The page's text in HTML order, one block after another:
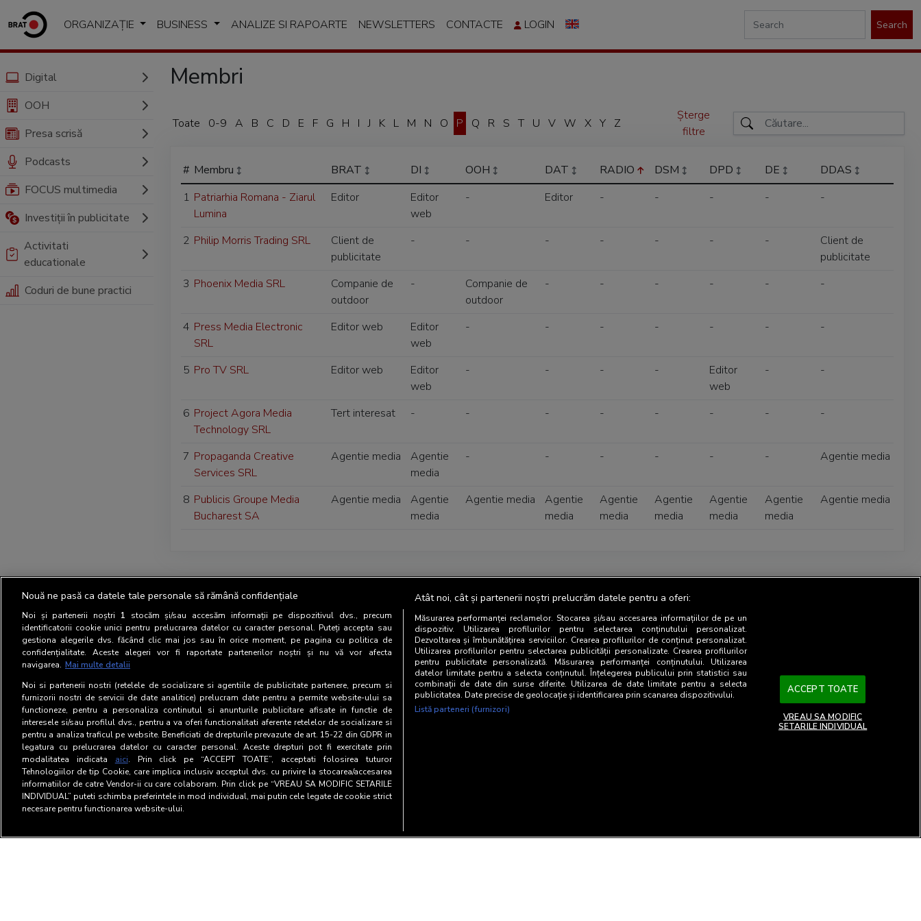
ORGANIZAȚIE BUSINESS ANALIZE SI RAPOARTE NEWSLETTERS CONTACTE LOGIN Search
Digital
OOH
Presa scrisă
Podcasts
FOCUS multimedia
Investiții în publicitate
Activitati
educationale
Coduri de bune practici
Membri
Toate 0-9 A B C D E F G H I J K L M N O P Q R S T U V W X Y Z
Șterge
filtre
# Membru BRAT DI OOH DAT RADIO DSM DPD DE
DDAS
1 Patriarhia Romana - Ziarul
Lumina
Editor
Editor
web
- Editor - - - - -
2 Philip Morris Trading SRL
Client de
publicitate
- - - - - - -
Client de
publicitate
3 Phoenix Media SRL
Companie de
outdoor
-
Companie de
outdoor
- - - - - -
4 Press Media Electronic
SRL
Editor web
Editor
web
- - - - - - -
5 Pro TV SRL Editor web
Editor
web
- - - -
Editor
web
- -
6 Project Agora Media
Technology SRL
Tert interesat - - - - - - - -
7 Propaganda Creative
Services SRL
Agentie media
Agentie
media
- - - - - - Agentie media
8 Publicis Groupe Media
Bucharest SA
Agentie media
Agentie
media
Agentie media
Agentie
media
Agentie
media
Agentie
media
Agentie
media
Agentie
media
Agentie media
Nouă ne pasă ca datele tale personale să rămână confidențiale
Noi și partenerii noștri 1 stocăm și/sau accesăm informații pe dispozitivul dvs., precum
identificatorii cookie unici pentru prelucrarea datelor cu caracter personal. Puteți accepta sau
gestiona alegerile dvs. făcând clic mai jos sau în orice moment, pe pagina cu politica de
confidențialitate. Aceste alegeri vor fi raportate partenerilor noștri și nu vă vor afecta
navigarea. Mai multe detalii
Noi si partenerii nostri (retelele de socializare si agentiile de publicitate partenere, precum si
furnizorii nostri de servicii de date analitice) prelucram date pentru a permite website-ului sa
functioneze, pentru a personaliza continutul si anunturile publicitare afisate in functie de
interesele si/sau profilul dvs., pentru a va oferi functionalitati aferente retelelor de socializare si
pentru a analiza traficul pe website. Beneficiati de drepturile prevazute de art. 15-22 din GDPR in
legatura cu prelucrarea datelor cu caracter personal. Aceste drepturi pot fi exercitate prin
modalitatea indicata aici. Prin click pe “ACCEPT TOATE”, acceptati folosirea tuturor
Tehnologiilor de tip Cookie, care implica inclusiv acceptul dvs. cu privire la stocarea/accesarea
informatiilor de catre Vendor-ii cu care colaboram. Prin click pe “VREAU SA MODIFIC SETARILE
INDIVIDUAL” puteti schimba preferintele in mod individual, mai putin cele legate de cookie strict
necesare pentru functionarea website-ului.
Atât noi, cât și partenerii noștri prelucrăm datele pentru a oferi:
Măsurarea performanței reclamelor. Stocarea și/sau accesarea informațiilor de pe un
dispozitiv. Utilizarea profilurilor pentru selectarea conținutului personalizat.
Dezvoltarea și îmbunătățirea serviciilor. Crearea profilurilor de conținut personalizat.
Utilizarea profilurilor pentru selectarea publicității personalizate. Crearea profilurilor
pentru publicitate personalizată. Măsurarea performanței conținutului. Utilizarea
datelor limitate pentru a selecta conținutul. Înțelegerea publicului prin statistici sau
combinații de date din surse diferite. Utilizarea de date limitate pentru a selecta
publicitatea. Date precise de geolocație și identificarea prin scanarea dispozitivului.
Listă parteneri (furnizori)
ACCEPT TOATE
VREAU SA MODIFIC
SETARILE INDIVIDUAL